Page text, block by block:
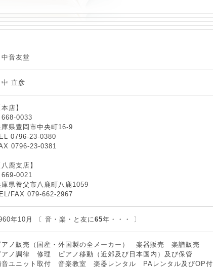
中音友堂
中 直彦
本店】
668-0033
庫県豊岡市中央町16-9
0796-23-0380
0796-23-0381
八鹿支店】
669-0021
庫県養父市八鹿町八鹿1059
FAX 079-662-2967
年10月 〔 音・楽・と友に65年・・・ 〕
アノ販売（国産・外国製の全メーカー） 楽器販売 楽譜販売
アノ調律 修理 ピアノ移動（近郊及び日本国内）及び保管
音ユニット取付 音楽教室 楽器レンタル PAレンタル及びOP付